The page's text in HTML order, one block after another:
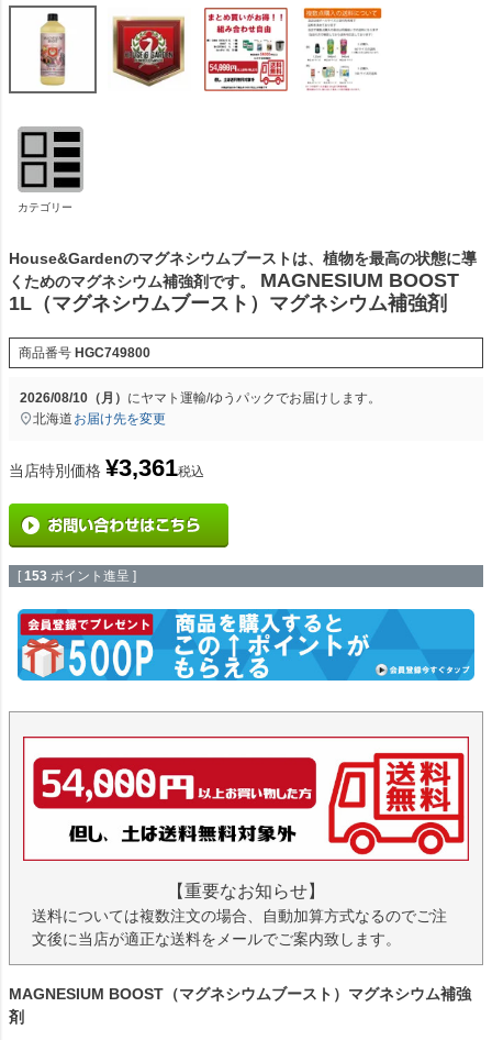
カテゴリー
House&Gardenのマグネシウムブーストは、植物を最高の状態に導
くためのマグネシウム補強剤です。
MAGNESIUM BOOST
1L（マグネシウムブースト）マグネシウム補強剤
商品番号 HGC749800
2026/08/10（月） にヤマト運輸/ゆうパックでお届けします。
北海道 お届け先を変更
当店特別価格 ¥3,361税込
[ 153 ポイント進呈 ]
【重要なお知らせ】
送料については複数注文の場合、自動加算方式なるのでご注
文後に当店が適正な送料をメールでご案内致します。
MAGNESIUM BOOST（マグネシウムブースト）マグネシウム補強
剤